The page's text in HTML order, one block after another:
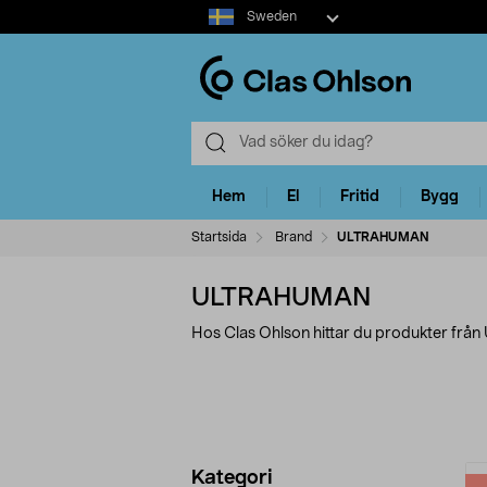
Select
market
Sweden
Hem El Fritid Bygg
Startsida Brand ULTRAHUMAN
ULTRAHUMAN
Hos Clas Ohlson hittar du produkter från
Förfina
Kategori